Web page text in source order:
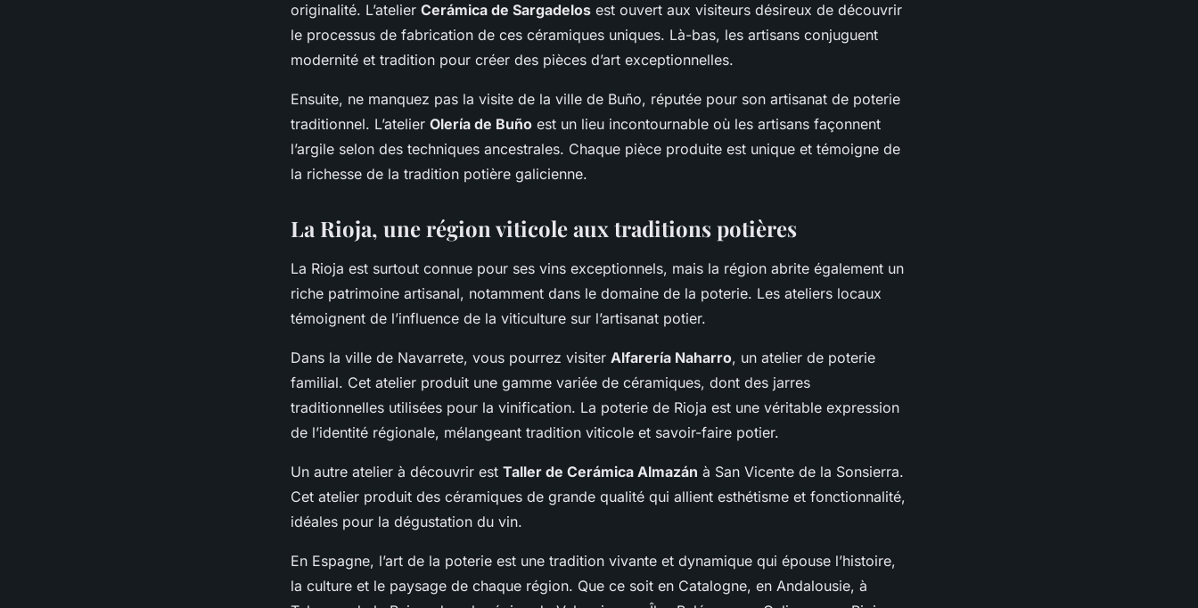
originalité. L’atelier Cerámica de Sargadelos est ouvert aux visiteurs désireux de découvrir
le processus de fabrication de ces céramiques uniques. Là-bas, les artisans conjuguent
modernité et tradition pour créer des pièces d’art exceptionnelles.
Ensuite, ne manquez pas la visite de la ville de Buño, réputée pour son artisanat de poterie
traditionnel. L’atelier Olería de Buño est un lieu incontournable où les artisans façonnent
l’argile selon des techniques ancestrales. Chaque pièce produite est unique et témoigne de
la richesse de la tradition potière galicienne.
La Rioja, une région viticole aux traditions potières
La Rioja est surtout connue pour ses vins exceptionnels, mais la région abrite également un
riche patrimoine artisanal, notamment dans le domaine de la poterie. Les ateliers locaux
témoignent de l’influence de la viticulture sur l’artisanat potier.
Dans la ville de Navarrete, vous pourrez visiter Alfarería Naharro, un atelier de poterie
familial. Cet atelier produit une gamme variée de céramiques, dont des jarres
traditionnelles utilisées pour la vinification. La poterie de Rioja est une véritable expression
de l’identité régionale, mélangeant tradition viticole et savoir-faire potier.
Un autre atelier à découvrir est Taller de Cerámica Almazán à San Vicente de la Sonsierra.
Cet atelier produit des céramiques de grande qualité qui allient esthétisme et fonctionnalité,
idéales pour la dégustation du vin.
En Espagne, l’art de la poterie est une tradition vivante et dynamique qui épouse l’histoire,
la culture et le paysage de chaque région. Que ce soit en Catalogne, en Andalousie, à